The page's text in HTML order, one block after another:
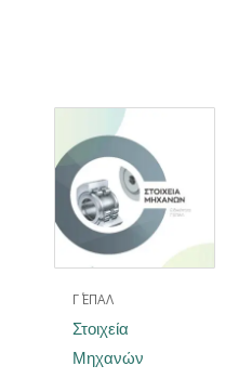
Γ΄ ΕΠΑΛ
Στοιχεία
Μηχανών